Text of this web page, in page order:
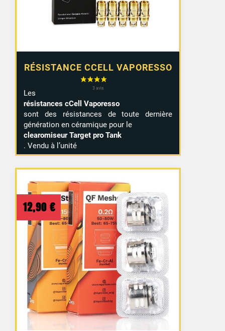
RÉSISTANCE CCELL VAPORESSO
Les
résistances cCell Vaporesso
sont des résistances de toute dernière
génération en céramique pour le
clearomiseur Target pro Tank
. Vendu à l’unité
12,90 €